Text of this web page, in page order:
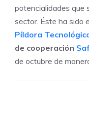
potencialidades que
sector. Éste ha sido
Píldora
de cooperación
de octubre de